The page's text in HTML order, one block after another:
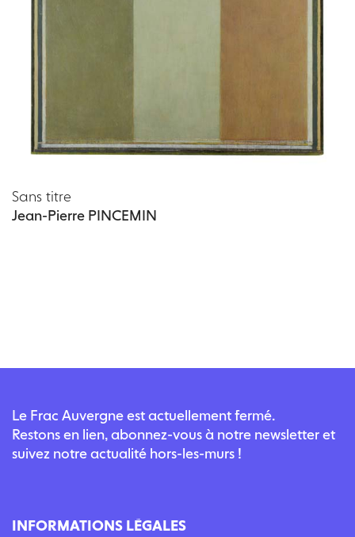
Sans titre
Jean-Pierre PINCEMIN
Le Frac Auvergne est actuellement fermé.
Restons en lien, abonnez-vous à notre newsletter et
suivez notre actualité hors-les-murs !
INFORMATIONS LÉGALES